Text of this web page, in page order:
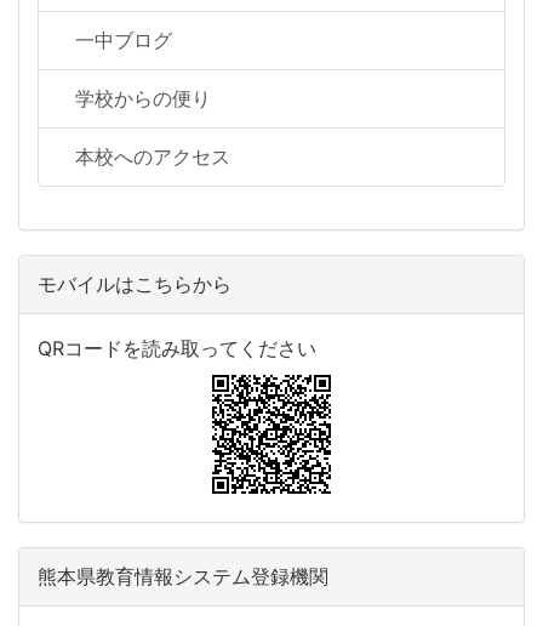
一中ブログ
学校からの便り
本校へのアクセス
モバイルはこちらから
QRコードを読み取ってください
熊本県教育情報システム登録機関